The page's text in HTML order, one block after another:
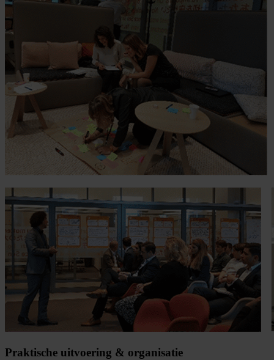
Praktische uitvoering & organisatie